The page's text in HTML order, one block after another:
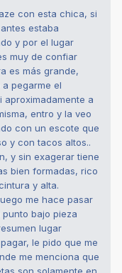
con esta chica, si
estaba
y por el lugar
muy de confiar
es más grande,
pegarme el
aproximadamente a
entro y la veo
con un escote que
y con tacos altos..
y sin exagerar tiene
bien formadas, rico
y alta.
me hace pasar
bajo pieza
lugar
le pido que me
me menciona que